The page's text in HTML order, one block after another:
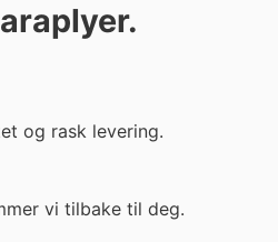
og rask levering.
vi tilbake til deg.